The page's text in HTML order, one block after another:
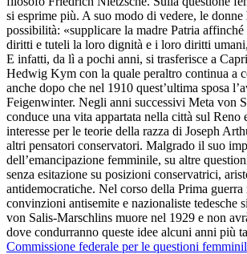
si esprime più. A suo modo di vedere, le donne
possibilità: «supplicare la madre Patria
diritti e tuteli la loro dignità e i loro diritti
E infatti, da lì a pochi anni, si trasferisce a
Hedwig Kym con la quale peraltro continua a
anche dopo che nel 1910 quest’ultima sposa
Feigenwinter. Negli anni successivi Meta von
conduce una vita appartata nella città sul Reno
interesse per le teorie della razza di Joseph
altri pensatori conservatori. Malgrado il suo
dell’emancipazione femminile, su altre
senza esitazione su posizioni conservatrici,
antidemocratiche. Nel corso della Prima guerra
convinzioni antisemite e nazionaliste tedesche
von Salis-Marschlins muore nel 1929 e non
dove condurranno queste idee alcuni anni più
Commissione federale per le questioni